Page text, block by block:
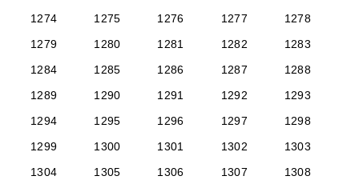
1274
1275 1276 1277
1278
1279
1280 1281 1282
1283
1284
1285 1286 1287
1288
1289
1290 1291 1292
1293
1294
1295 1296 1297
1298
1299
1300 1301 1302
1303
1304
1305 1306 1307
1308